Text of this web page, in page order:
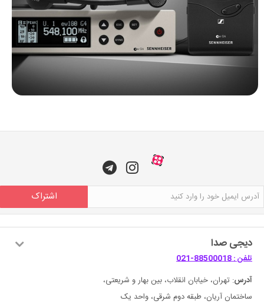
اشتراک
دیجی صدا
تلفن : 88500018-021
آدرس: تهران، خیابان انقلاب، بین بهار و شریعتی،
ساختمان آریان، طبقه دوم شرقی، واحد یک